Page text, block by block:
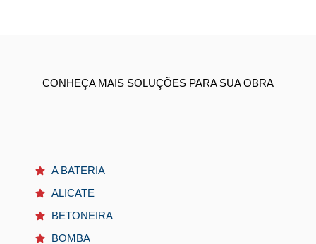
CONHEÇA MAIS SOLUÇÕES PARA SUA OBRA
A BATERIA
ALICATE
BETONEIRA
BOMBA